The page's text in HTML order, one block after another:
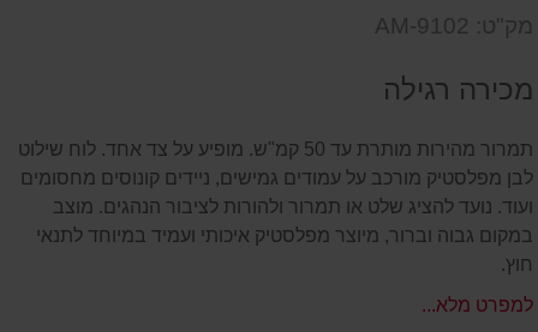
מק"ט: AM-9102
מכירה רגילה
תמרור מהירות מותרת עד 50 קמ"ש. מופיע על צד אחד. לוח שילוט
לבן מפלסטיק מורכב על עמודים גמישים, ניידים קונוסים מחסומים
ועוד. נועד להציג שלט או תמרור ולהורות לציבור הנהגים. מוצב
במקום גבוה וברור, מיוצר מפלסטיק איכותי ועמיד במיוחד לתנאי
חוץ.
למפרט מלא...